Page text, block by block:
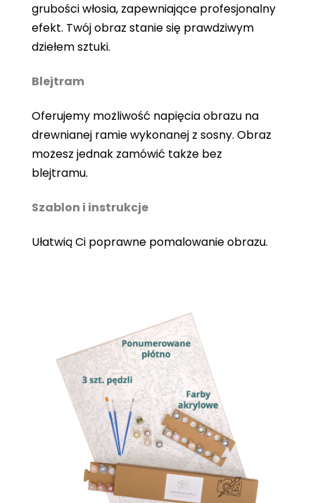
grubości włosia, zapewniające profesjonalny
efekt. Twój obraz stanie się prawdziwym
dziełem sztuki.
Blejtram
Oferujemy możliwość napięcia obrazu na
drewnianej ramie wykonanej z sosny. Obraz
możesz jednak zamówić także bez
blejtramu.
Szablon i instrukcje
Ułatwią Ci poprawne pomalowanie obrazu.